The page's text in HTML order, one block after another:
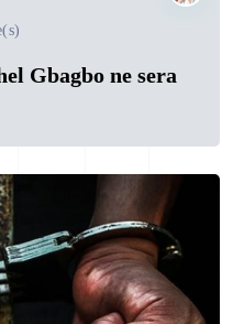
Gbagbo ne sera